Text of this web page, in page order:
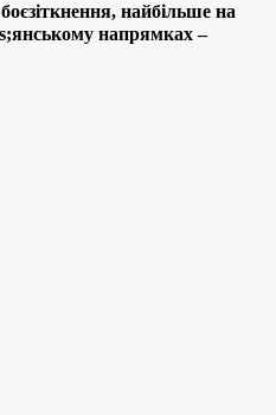
найбільше на
напрямках –